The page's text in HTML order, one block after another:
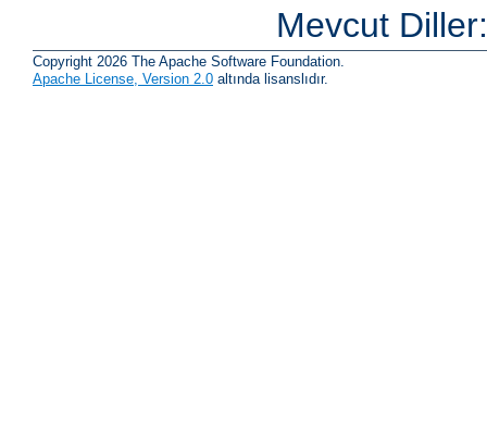
Mevcut
Copyright 2026 The Apache Software Foundation.
Apache License, Version 2.0 altında lisanslıdır.